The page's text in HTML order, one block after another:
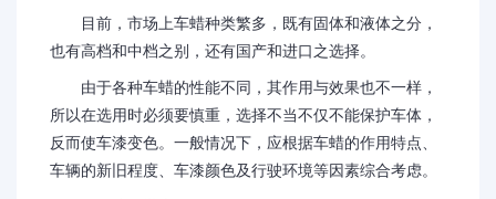
目前，市场上车蜡种类繁多，既有固体和液体之分，
也有高档和中档之别，还有国产和进口之选择。
由于各种车蜡的性能不同，其作用与效果也不一样，
所以在选用时必须要慎重，选择不当不仅不能保护车体，
反而使车漆变色。一般情况下，应根据车蜡的作用特点、
车辆的新旧程度、车漆颜色及行驶环境等因素综合考虑。